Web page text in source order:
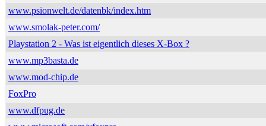
www.psionwelt.de/datenbk/index.htm
www.smolak-peter.com/
Playstation 2 - Was ist eigentlich dieses X-Box ?
www.mp3basta.de
www.mod-chip.de
FoxPro
www.dfpug.de